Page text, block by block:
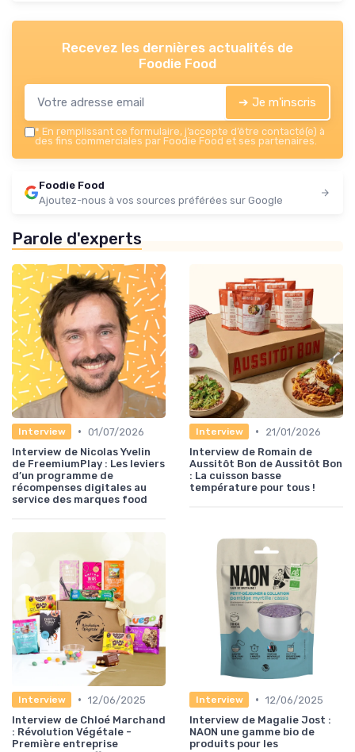
Recevez les dernières actualités de
Foodie Food
➔ Je m'inscris
* En remplissant ce formulaire, j’accepte d’être contacté(e) à
des fins commerciales par Foodie Food et ses partenaires.
Foodie Food
Ajoutez-nous à vos sources préférées sur Google
Parole d'experts
Interview • 01/07/2026
Interview de Nicolas Yvelin
de FreemiumPlay : Les leviers
d’un programme de
récompenses digitales au
service des marques food
Interview •
21/01/2026
Interview de Romain de
Aussitôt Bon de Aussitôt Bon
: La cuisson basse
température pour tous !
Interview • 12/06/2025
Interview de Chloé Marchand
: Révolution Végétale -
Première entreprise
Interview • 12/06/2025
Interview de Magalie Jost :
NAON une gamme bio de
produits pour les